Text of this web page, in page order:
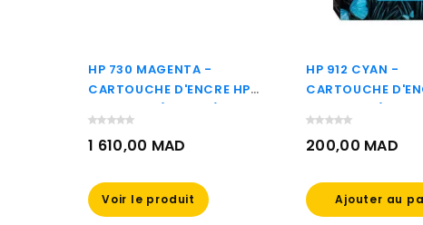
HP 730 MAGENTA -
CARTOUCHE D'ENCRE HP
D'ORIGINE (P2V63A)
1 610,00 MAD
Voir le produit
HP 912 CYAN -
CARTOUCHE
D'ORIGINE
200,00 MAD
Ajouter au